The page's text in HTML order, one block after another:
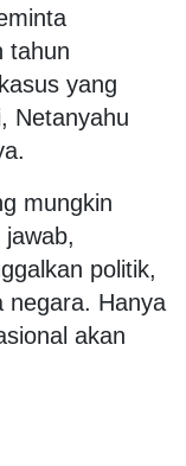
tahun
yang
Netanyahu
mungkin
politik,
negara. Hanya
akan